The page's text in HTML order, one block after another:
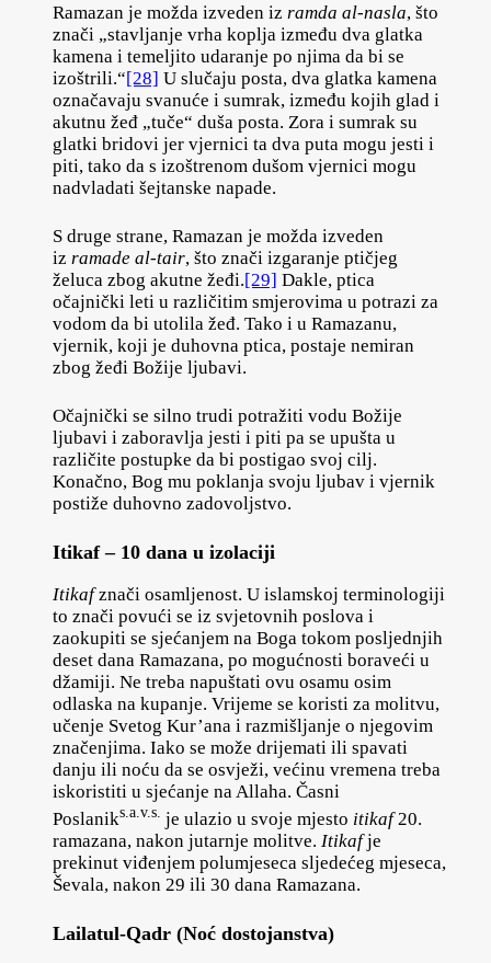
Ramazan je možda izveden iz ramda al-nasla, što
znači „stavljanje vrha koplja između dva glatka
kamena i temeljito udaranje po njima da bi se
izoštrili.“[28] U slučaju posta, dva glatka kamena
označavaju svanuće i sumrak, između kojih glad i
akutnu žeđ „tuče“ duša posta. Zora i sumrak su
glatki bridovi jer vjernici ta dva puta mogu jesti i
piti, tako da s izoštrenom dušom vjernici mogu
nadvladati šejtanske napade.
S druge strane, Ramazan je možda izveden
iz ramade al-tair, što znači izgaranje ptičjeg
želuca zbog akutne žeđi.[29] Dakle, ptica
očajnički leti u različitim smjerovima u potrazi za
vodom da bi utolila žeđ. Tako i u Ramazanu,
vjernik, koji je duhovna ptica, postaje nemiran
zbog žeđi Božije ljubavi.
Očajnički se silno trudi potražiti vodu Božije
ljubavi i zaboravlja jesti i piti pa se upušta u
različite postupke da bi postigao svoj cilj.
Konačno, Bog mu poklanja svoju ljubav i vjernik
postiže duhovno zadovoljstvo.
Itikaf – 10 dana u izolaciji
Itikafznači osamljenost. U islamskoj terminologiji
to znači povući se iz svjetovnih poslova i
zaokupiti se sjećanjem na Boga tokom posljednjih
deset dana Ramazana, po mogućnosti boraveći u
džamiji. Ne treba napuštati ovu osamu osim
odlaska na kupanje. Vrijeme se koristi za molitvu,
učenje Svetog Kur’ana i razmišljanje o njegovim
značenjima. Iako se može drijemati ili spavati
danju ili noću da se osvježi, većinu vremena treba
iskoristiti u sjećanje na Allaha. Časni
Poslaniks.a.v.s. je ulazio u svoje mjesto itikaf20.
ramazana, nakon jutarnje molitve. Itikafje
prekinut viđenjem polumjeseca sljedećeg mjeseca,
Ševala, nakon 29 ili 30 dana Ramazana.
Lailatul-Qadr (Noć dostojanstva)